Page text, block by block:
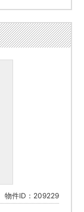
物件ID：209229